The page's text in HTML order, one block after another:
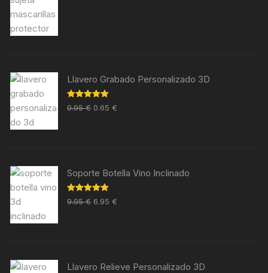
Llavero Grabado Personalizado 3D
Valorado en
5.00de 5
0.95€ 0.65 €
Soporte Botella Vino Inclinado
Valorado en
5.00de 5
9.95€ 6.95 €
Llavero Relieve Personalizado 3D